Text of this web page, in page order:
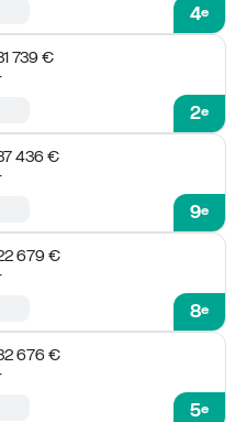
4e
739 €
2e
436 €
9e
679 €
8e
676 €
5e